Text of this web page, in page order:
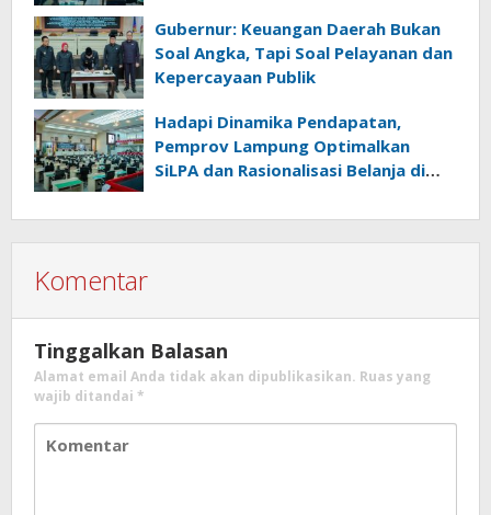
Gubernur: Keuangan Daerah Bukan
Soal Angka, Tapi Soal Pelayanan dan
Kepercayaan Publik
Hadapi Dinamika Pendapatan,
Pemprov Lampung Optimalkan
SiLPA dan Rasionalisasi Belanja di
Komentar
Tinggalkan Balasan
Alamat email Anda tidak akan dipublikasikan. Ruas yang
wajib ditandai *